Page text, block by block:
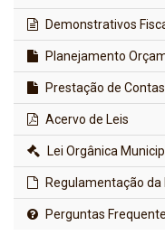
Demonstrativos
Planejamento
Prestação de Contas
Acervo de Leis
Lei Orgânica
Regulamentação
Perguntas